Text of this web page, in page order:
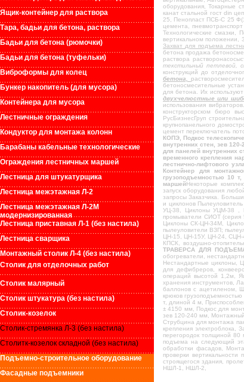
Ящик-контейнер для раствора
Тара, бадьи для бетона, раствора
Бадьи для бетона (рюмочки)
Бадьи для бетона (туфельки)
Виброформы для колец
Бункер накопитель (для мусора)
Контейнера для мусора
Лестничные ограждения
Кондуктор для монтажа колонн
Барабаны кабельные технологические
Ограждения лестничных маршей
Лестница для штукатурщика
Лестница межэтажная Л-2
Лестница межэтажная Л-2М
модернизированная
Лестница приставная Л-1 (без настила)
Лестница сварщика
Монтажный столик Л-4 (без настила)
Столик для отделочных работ
Столик малярный
Столик штукатура (без настила)
Столик-козелок
Столик-стремянка Л-3 (без настила)
Столитк-козелок складной (без настила)
Подъемно-строительное оборудование
Фасадные подъемники
оборудования, Токарные
канат стальной гост din
25, Пенопласт ПСБ-С 25
цемента,
Технологические смазки,
вертикальном положении,
Захват для подъема
бетона продажа
раствора
текстильный петлевой,
конструкций до
бетона,
бетоносмесительные
для бетона. Их
двухчелюстные или
использования
конструкторском бюро
РусБизнесГруп
крупнопанельного
цемент переключатель
КОПЭ, Подкос
внутренних стен, зев
для панелей внутренних
временного крепления
лестнично-лифтового
Контейнер для
грузоподъемностью 10
маршейНекоторые
запуск оборудования
запросы Заказчика.
и циклонов
УЦ-38, Циклоны УЦМ-38 ,
промыватели СИОТ
Циклоны СК-ЦН-34М,
пылеуловители ВЗП;
ЦН-15, ЦН-15У, ЦН-24, СЦН-
КПСК, воздушно-
ТРАВЕРСА ДЛЯ
обогреватели,
Нестандартные циклоны,
для дефибреров,
операций высотой 1,2м,
хранения инструментов,
баллонов с ацетиленом,
крюков
т, длиной 4 м,
± 4150 мм, Подкос для
зев 120-240 мм,
Струбцина для монтажа
крепления электроблока,
перегородок толщиной
подъема на следующий
обработки фасадов,
проверки
строящегося здания,
НШЛ-1, НШЛ-2,